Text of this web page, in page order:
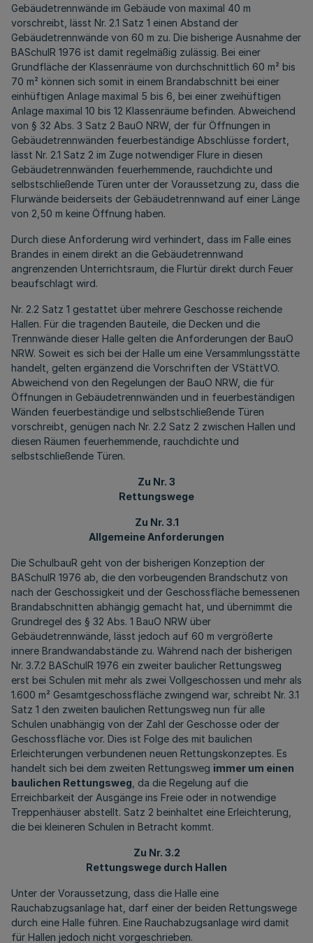
Gebäudetrennwände im Gebäude von maximal 40 m
vorschreibt, lässt Nr. 2.1 Satz 1 einen Abstand der
Gebäudetrennwände von 60 m zu. Die bisherige Ausnahme der
BASchulR 1976 ist damit regelmäßig zulässig. Bei einer
Grundfläche der Klassenräume von durchschnittlich 60 m² bis
70 m² können sich somit in einem Brandabschnitt bei einer
einhüftigen Anlage maximal 5 bis 6, bei einer zweihüftigen
Anlage maximal 10 bis 12 Klassenräume befinden. Abweichend
von § 32 Abs. 3 Satz 2 BauO NRW, der für Öffnungen in
Gebäudetrennwänden feuerbeständige Abschlüsse fordert,
lässt Nr. 2.1 Satz 2 im Zuge notwendiger Flure in diesen
Gebäudetrennwänden feuerhemmende, rauchdichte und
selbstschließende Türen unter der Voraussetzung zu, dass die
Flurwände beiderseits der Gebäudetrennwand auf einer Länge
von 2,50 m keine Öffnung haben.
Durch diese Anforderung wird verhindert, dass im Falle eines
Brandes in einem direkt an die Gebäudetrennwand
angrenzenden Unterrichtsraum, die Flurtür direkt durch Feuer
beaufschlagt wird.
Nr. 2.2 Satz 1 gestattet über mehrere Geschosse reichende
Hallen. Für die tragenden Bauteile, die Decken und die
Trennwände dieser Halle gelten die Anforderungen der BauO
NRW. Soweit es sich bei der Halle um eine Versammlungsstätte
handelt, gelten ergänzend die Vorschriften der VStättVO.
Abweichend von den Regelungen der BauO NRW, die für
Öffnungen in Gebäudetrennwänden und in feuerbeständigen
Wänden feuerbeständige und selbstschließende Türen
vorschreibt, genügen nach Nr. 2.2 Satz 2 zwischen Hallen und
diesen Räumen feuerhemmende, rauchdichte und
selbstschließende Türen.
Zu Nr. 3
Rettungswege
Zu Nr. 3.1
Allgemeine Anforderungen
Die SchulbauR geht von der bisherigen Konzeption der
BASchulR 1976 ab, die den vorbeugenden Brandschutz von
nach der Geschossigkeit und der Geschossfläche bemessenen
Brandabschnitten abhängig gemacht hat, und übernimmt die
Grundregel des § 32 Abs. 1 BauO NRW über
Gebäudetrennwände, lässt jedoch auf 60 m vergrößerte
innere Brandwandabstände zu. Während nach der bisherigen
Nr. 3.7.2 BASchulR 1976 ein zweiter baulicher Rettungsweg
erst bei Schulen mit mehr als zwei Vollgeschossen und mehr als
1.600 m² Gesamtgeschossfläche zwingend war, schreibt Nr. 3.1
Satz 1 den zweiten baulichen Rettungsweg nun für alle
Schulen unabhängig von der Zahl der Geschosse oder der
Geschossfläche vor. Dies ist Folge des mit baulichen
Erleichterungen verbundenen neuen Rettungskonzeptes. Es
handelt sich bei dem zweiten Rettungsweg immer um einen
baulichen Rettungsweg , da die Regelung auf die
Erreichbarkeit der Ausgänge ins Freie oder in notwendige
Treppenhäuser abstellt. Satz 2 beinhaltet eine Erleichterung,
die bei kleineren Schulen in Betracht kommt.
Zu Nr. 3.2
Rettungswege durch Hallen
Unter der Voraussetzung, dass die Halle eine
Rauchabzugsanlage hat, darf einer der beiden Rettungswege
durch eine Halle führen. Eine Rauchabzugsanlage wird damit
für Hallen jedoch nicht vorgeschrieben.